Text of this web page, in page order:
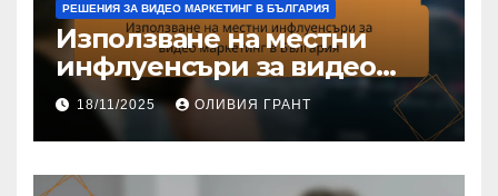
РЕШЕНИЯ ЗА ВИДЕО МАРКЕТИНГ В БЪЛГАРИЯ
Използване на местни
инфлуенсъри за видео
маркетинг в България
18/11/2025 ОЛИВИЯ ГРАНТ